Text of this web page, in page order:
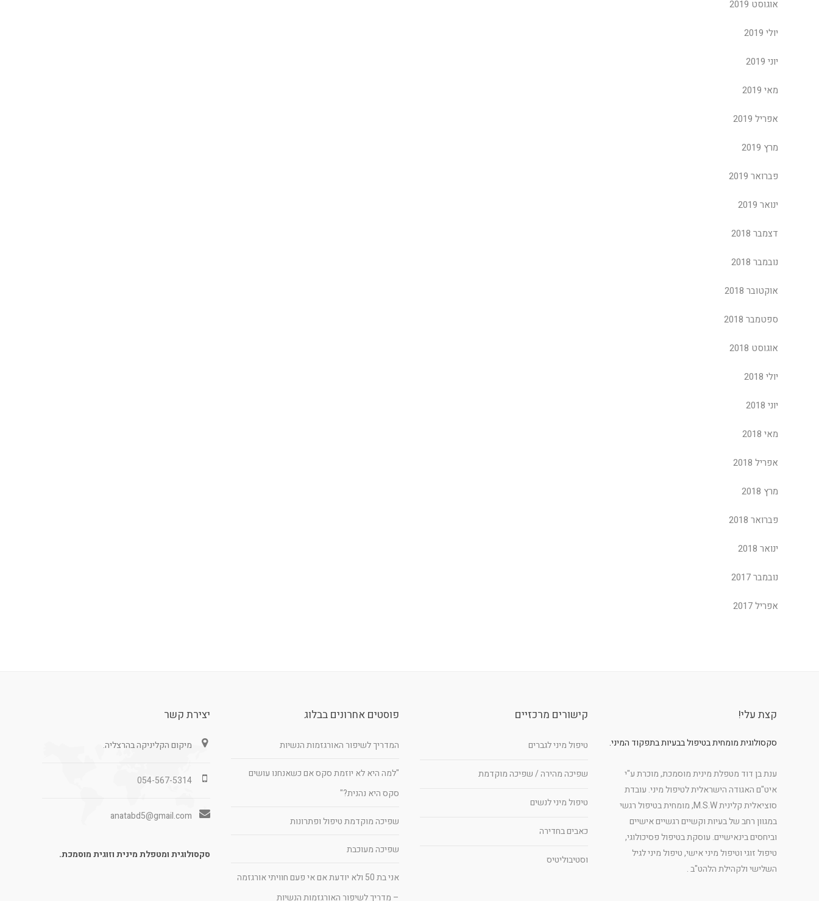
אוגוסט 2019
יולי 2019
יוני 2019
מאי 2019
אפריל 2019
מרץ 2019
פברואר 2019
ינואר 2019
דצמבר 2018
נובמבר 2018
אוקטובר 2018
ספטמבר 2018
אוגוסט 2018
יולי 2018
יוני 2018
מאי 2018
אפריל 2018
מרץ 2018
פברואר 2018
ינואר 2018
נובמבר 2017
אפריל 2017
יצירת קשר
מיקום הקליניקה בהרצליה.
054-567-5314
anatabd5@gmail.com
סקסולוגית ומטפלת מינית וזוגית מוסמכת.
פוסטים אחרונים בבלוג
המדריך לשיפור האורגזמות הנשיות
"למה היא לא יוזמת סקס אם כשאנחנו עושים
סקס היא נהנית?"
שפיכה מוקדמת טיפול ופתרונות
שפיכה מעוכבת
אני בת 50 ולא יודעת אם אי פעם חוויתי אורגזמה
– מדריך לשיפור האורגזמות הנשיות
קישורים מרכזיים
טיפול מיני לגברים
שפיכה מהירה / שפיכה מוקדמת
טיפול מיני לנשים
כאבים בחדירה
וסטיבוליטיס
קצת עלי!
סקסולוגית מומחית בטיפול בבעיות בתפקוד המיני.
ענת בן דוד מטפלת מינית מוסמכת, מוכרת ע"י
איט"ם האגודה הישראלית לטיפול מיני. עובדת
סוציאלית קלינית M.S.W, מומחית בטיפול רגשי
במגוון רחב של בעיות וקשיים רגשיים אישיים
וביחסים בינאישיים. עוסקת בטיפול פסיכולוגי,
טיפול זוגי וטיפול מיני אישי, טיפול מיני לגיל
השלישי ולקהילת הלהט"ב .